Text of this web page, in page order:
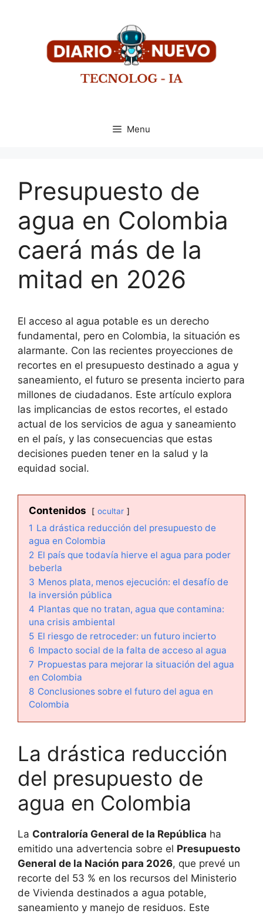
Menu
Presupuesto de
agua en Colombia
caerá más de la
mitad en 2026
El acceso al agua potable es un derecho
fundamental, pero en Colombia, la situación es
alarmante. Con las recientes proyecciones de
recortes en el presupuesto destinado a agua y
saneamiento, el futuro se presenta incierto para
millones de ciudadanos. Este artículo explora
las implicancias de estos recortes, el estado
actual de los servicios de agua y saneamiento
en el país, y las consecuencias que estas
decisiones pueden tener en la salud y la
equidad social.
Contenidos ocultar
1 La drástica reducción del presupuesto de
agua en Colombia
2 El país que todavía hierve el agua para poder
beberla
3 Menos plata, menos ejecución: el desafío de
la inversión pública
4 Plantas que no tratan, agua que contamina:
una crisis ambiental
5 El riesgo de retroceder: un futuro incierto
6 Impacto social de la falta de acceso al agua
7 Propuestas para mejorar la situación del agua
en Colombia
8 Conclusiones sobre el futuro del agua en
Colombia
La drástica reducción
del presupuesto de
agua en Colombia
La Contraloría General de la República ha
emitido una advertencia sobre el Presupuesto
General de la Nación para 2026, que prevé un
recorte del 53 % en los recursos del Ministerio
de Vivienda destinados a agua potable,
saneamiento y manejo de residuos. Este